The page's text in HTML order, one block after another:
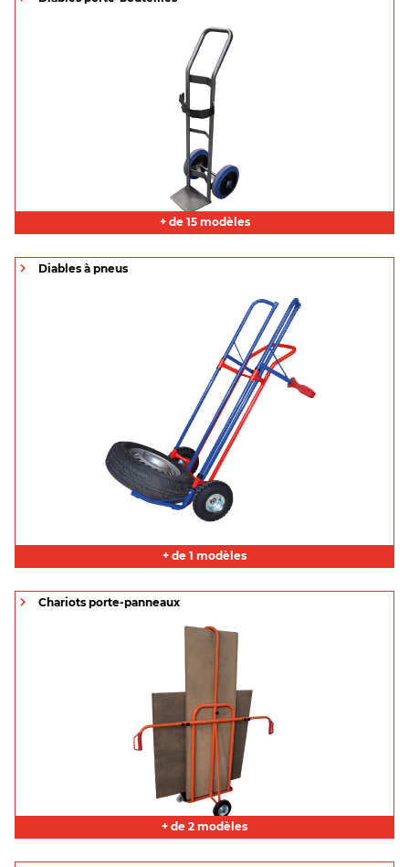
+ de 15 modèles
Diables à pneus
+ de 1 modèles
Chariots porte-panneaux
+ de 2 modèles